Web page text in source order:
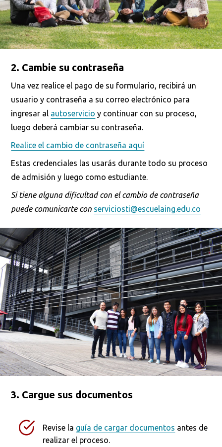
2. Cambie su contraseña
Una vez realice el pago de su formulario, recibirá un
usuario y contraseña a su correo electrónico para
ingresar al autoservicio y continuar con su proceso,
luego deberá cambiar su contraseña.
Realice el cambio de contraseña aquí
Estas credenciales las usarás durante todo su proceso
de admisión y luego como estudiante.
Si tiene alguna dificultad con el cambio de contraseña
puede comunicarte con serviciosti@escuelaing.edu.co
3. Cargue sus documentos
Revise la guía de cargar documentos antes de
realizar el proceso.